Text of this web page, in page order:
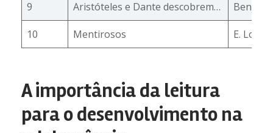
9 Aristóteles e Dante descobrem…
10 Mentirosos E.
A importância da leitura
para o desenvolvimento na